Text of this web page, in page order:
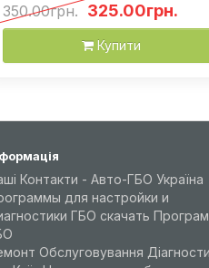
350.00грн. 325.00грн.
Купити
Контакти - Авто-ГБО Україна
для настройки и
ГБО скачать
Обслуговування